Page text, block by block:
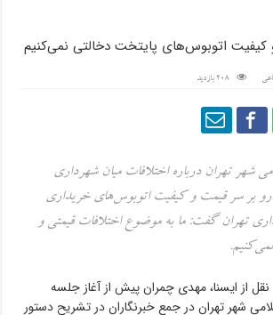
کیفیت اتوبوس‌های پایتخت دخالتی نمی‌کنیم
208 بازدید
شهر تهران درباره اختلافات میان شهرداری
بر سر قیمت و کیفیت اتوبوس‌های خریداری
تهران گفت: ما به موضوع اختلافات قیمتی و
نقل از ایسنا، مهدی چمران پیش از آغاز جلسه
شهر تهران در جمع خبرنگاران در تشریح دستور